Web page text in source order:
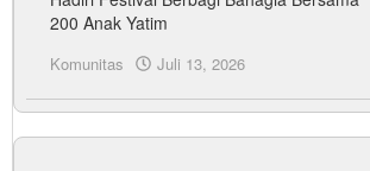
200 Anak Yatim
Komunitas Juli 13, 2026